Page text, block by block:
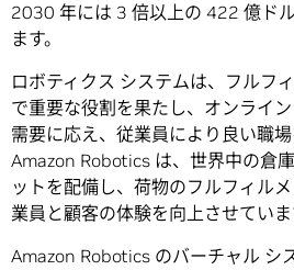
2030 年には 3 倍以上の 422 億ド
ます。
ロボティクス システムは、フルフ
で重要な役割を果たし、オンライ
需要に応え、従業員により良い職場
Amazon Robotics は、世界中の倉
ットを配備し、荷物のフルフィル
業員と顧客の体験を向上させていま
Amazon Robotics のバーチャル シ